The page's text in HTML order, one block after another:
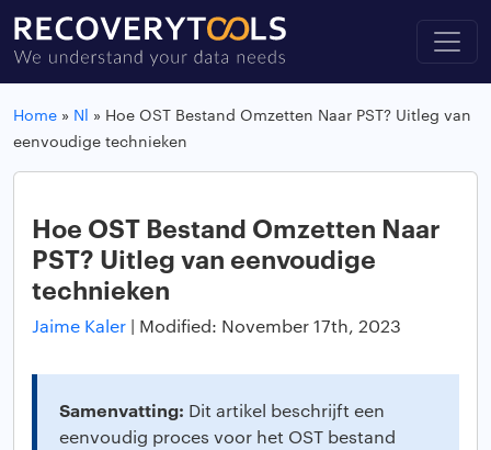
Home » Nl » Hoe OST Bestand Omzetten Naar PST? Uitleg van
eenvoudige technieken
Hoe OST Bestand Omzetten Naar
PST? Uitleg van eenvoudige
technieken
Jaime Kaler | Modified: November 17th, 2023
Samenvatting: Dit artikel beschrijft een
eenvoudig proces voor het OST bestand